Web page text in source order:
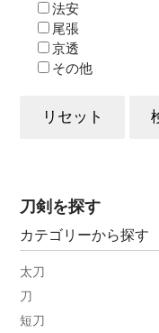
法安
尾張
京透
その他
刀剣を探す
カテゴリーから探す
太刀
刀
短刀